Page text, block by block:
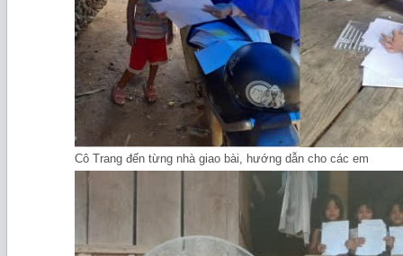
Cô Trang đến từng nhà giao bài, hướng dẫn cho các em